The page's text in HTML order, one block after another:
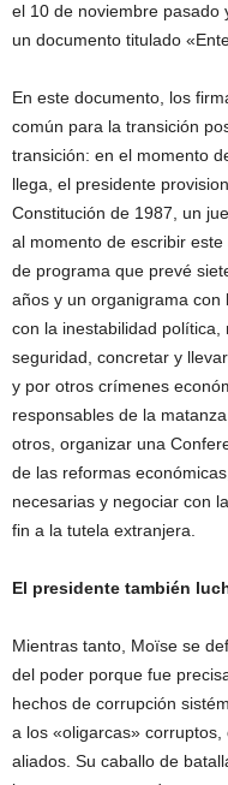
el 10 de noviembre pasado
un documento titulado
En este documento, los
común para la transición
transición: en el momento
llega, el presidente
Constitución de 1987, un
al momento de escribir
de programa que prevé
años y un organigrama
con la inestabilidad
seguridad, concretar y
y por otros crímenes
responsables de la
otros, organizar una
de las reformas
necesarias y negociar con
fin a la tutela extranjera.
El presidente también
Mientras tanto, Moïse se
del poder porque fue
hechos de corrupción
a los «oligarcas»
aliados. Su caballo de